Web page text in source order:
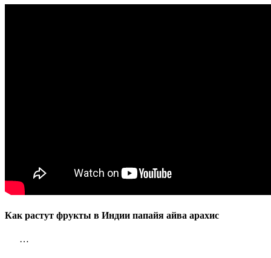
Как растут фрукты в Индии папайя айва арахис
…